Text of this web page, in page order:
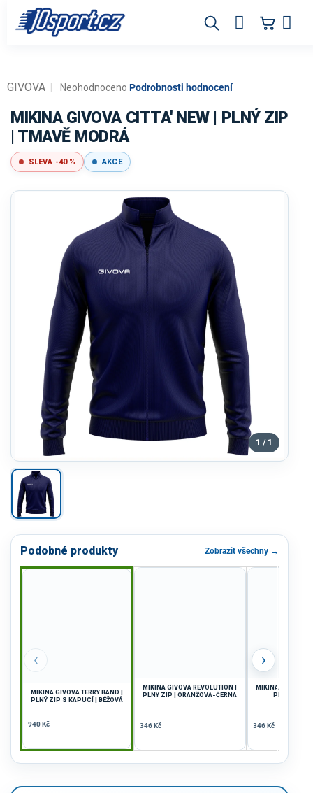
obsah
Průměrné
produktu
je
0,0
z
5
Neohodnoceno Podrobnosti hodnocení
GIVOVA
MIKINA GIVOVA CITTA' NEW | PLNÝ ZIP
| TMAVĚ MODRÁ
SLEVA -40 % AKCE
1 / 1
Podobné produkty Zobrazit všechny →
‹
MIKINA GIVOVA TERRY BAND |
PLNÝ ZIP S KAPUCÍ | BÉŽOVÁ
940 Kč
MIKINA GIVOVA REVOLUTION |
PLNÝ ZIP | ORANŽOVÁ-ČERNÁ
346 Kč
MIKINA GIVOVA
PLNÝ ZIP |
346 Kč
›